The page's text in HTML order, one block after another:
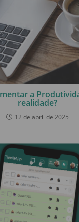
a
realidade?
12 de abril de 2025